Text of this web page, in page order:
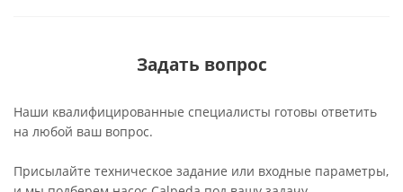
Задать вопрос
Наши квалифицированные специалисты готовы ответить
на любой ваш вопрос.
Присылайте техническое задание или входные параметры,